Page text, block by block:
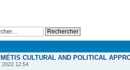
CULTURAL AND POLITICAL
2022 12:54